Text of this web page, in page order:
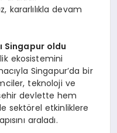
kararlılıkla devam
Singapur oldu
ekosistemini
Singapur’da bir
teknoloji ve
devlette hem
sektörel etkinliklere
araladı.